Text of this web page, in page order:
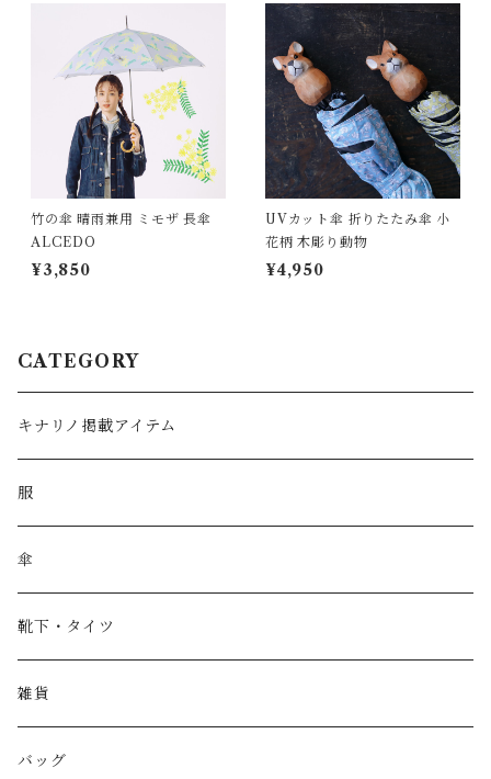
竹の傘 晴雨兼用 ミモザ 長傘
ALCEDO
¥3,850
UVカット傘 折りたたみ傘 小
花柄 木彫り動物
¥4,950
CATEGORY
キナリノ掲載アイテム
服
傘
靴下・タイツ
雑貨
バッグ